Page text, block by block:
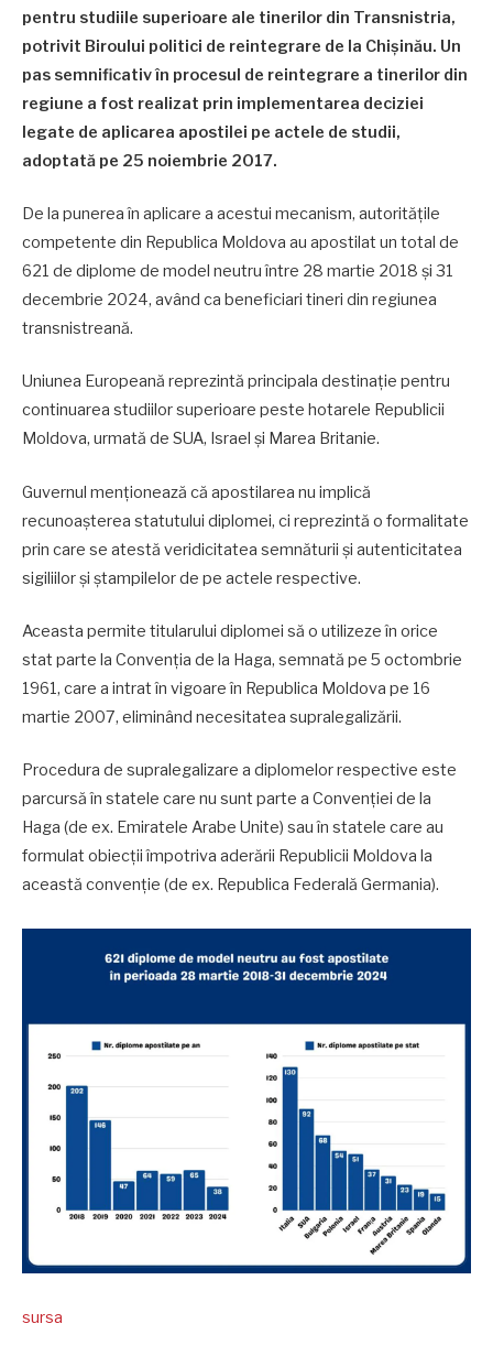
pentru studiile superioare ale tinerilor din Transnistria,
potrivit Biroului politici de reintegrare de la Chișinău. Un
pas semnificativ în procesul de reintegrare a tinerilor din
regiune a fost realizat prin implementarea deciziei
legate de aplicarea apostilei pe actele de studii,
adoptată pe 25 noiembrie 2017.
De la punerea în aplicare a acestui mecanism, autoritățile
competente din Republica Moldova au apostilat un total de
621 de diplome de model neutru între 28 martie 2018 și 31
decembrie 2024, având ca beneficiari tineri din regiunea
transnistreană.
Uniunea Europeană reprezintă principala destinație pentru
continuarea studiilor superioare peste hotarele Republicii
Moldova, urmată de SUA, Israel și Marea Britanie.
Guvernul menționează că apostilarea nu implică
recunoașterea statutului diplomei, ci reprezintă o formalitate
prin care se atestă veridicitatea semnăturii și autenticitatea
sigiliilor și ștampilelor de pe actele respective.
Aceasta permite titularului diplomei să o utilizeze în orice
stat parte la Convenția de la Haga, semnată pe 5 octombrie
1961, care a intrat în vigoare în Republica Moldova pe 16
martie 2007, eliminând necesitatea supralegalizării.
Procedura de supralegalizare a diplomelor respective este
parcursă în statele care nu sunt parte a Convenției de la
Haga (de ex. Emiratele Arabe Unite) sau în statele care au
formulat obiecții împotriva aderării Republicii Moldova la
această convenție (de ex. Republica Federală Germania).
sursa